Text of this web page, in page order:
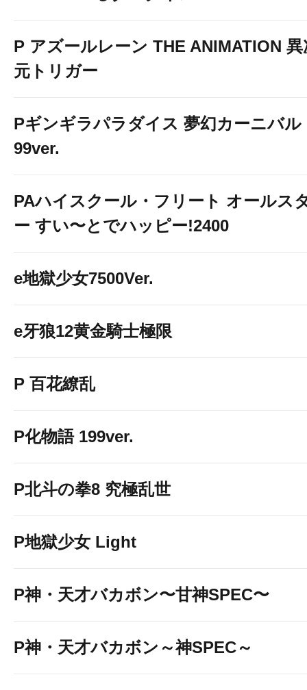
P アズールレーン THE ANIMATION 異
元トリガー
Pギンギラパラダイス 夢幻カーニバル
99ver.
PAハイスクール・フリート オールス
ー すい〜とでハッピー!2400
e地獄少女7500Ver.
e牙狼12黄金騎士極限
P 百花繚乱
P化物語 199ver.
P北斗の拳8 究極乱世
P地獄少女 Light
P神・天才バカボン〜甘神SPEC〜
P神・天才バカボン～神SPEC～